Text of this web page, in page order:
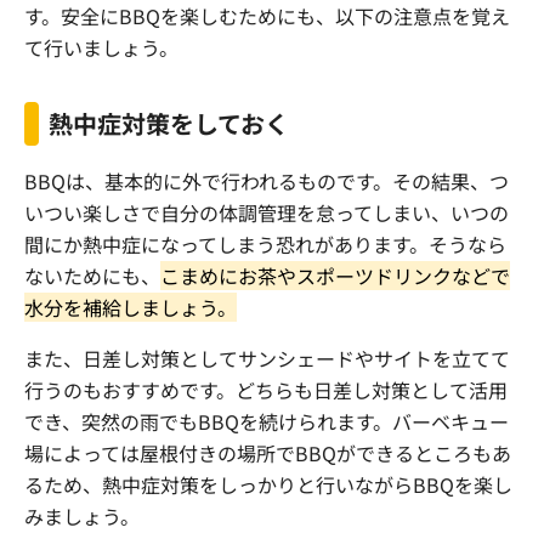
す。安全にBBQを楽しむためにも、以下の注意点を覚え
て行いましょう。
熱中症対策をしておく
BBQは、基本的に外で行われるものです。その結果、つ
いつい楽しさで自分の体調管理を怠ってしまい、いつの
間にか熱中症になってしまう恐れがあります。そうなら
ないためにも、 こまめにお茶やスポーツドリンクなどで
水分を補給しましょう。
また、日差し対策としてサンシェードやサイトを立てて
行うのもおすすめです。どちらも日差し対策として活用
でき、突然の雨でもBBQを続けられます。バーベキュー
場によっては屋根付きの場所でBBQができるところもあ
るため、熱中症対策をしっかりと行いながらBBQを楽し
みましょう。